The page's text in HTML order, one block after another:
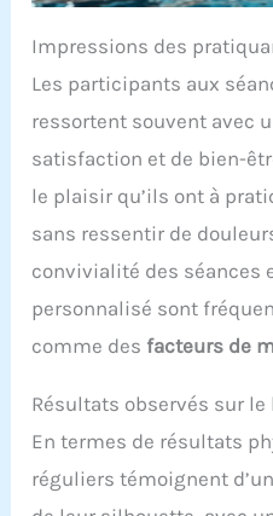
Impressions des
Les participants aux
ressortent souvent avec
satisfaction et de bien-
le plaisir qu’ils ont à
sans ressentir de
convivialité des séances
personnalisé sont
comme des facteurs de
Résultats observés sur le
En termes de résultats
réguliers témoignent